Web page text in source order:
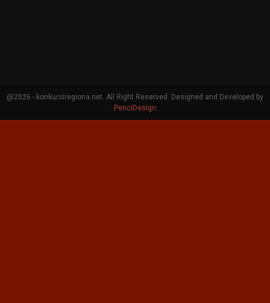
@2026 - konkursiregiona.net. All Right Reserved. Designed and Developed by
PenciDesign